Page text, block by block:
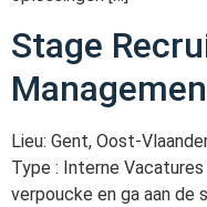
Stage
Lieu: Gent, Oost-
Type : Interne
verpoucke en ga aan de